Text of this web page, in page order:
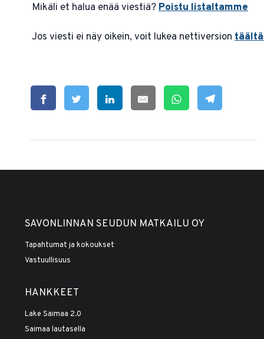
Mikäli et halua enää viestiä?Poistu listaltamme
Jos viesti ei näy oikein, voit lukea nettiversion
SAVONLINNAN SEUDUN MATKAILU OY
Tapahtumat ja kokoukset
Vastuullisuus
HANKKEET
Lake Saimaa 2.0
Saimaa lautasella